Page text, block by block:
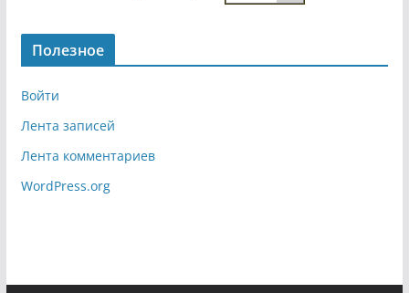
Полезное
Войти
Лента записей
Лента комментариев
WordPress.org